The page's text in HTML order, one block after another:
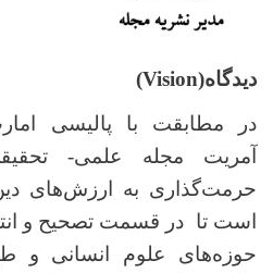
دیدگاه(Vision
)
در مطابقت با پالیسی
آمریت مجله علمی-
حرمت‌گذاری به ارزش‌های
است تا در قسمت تصحیح و
حوزه‌های علوم انسانی و